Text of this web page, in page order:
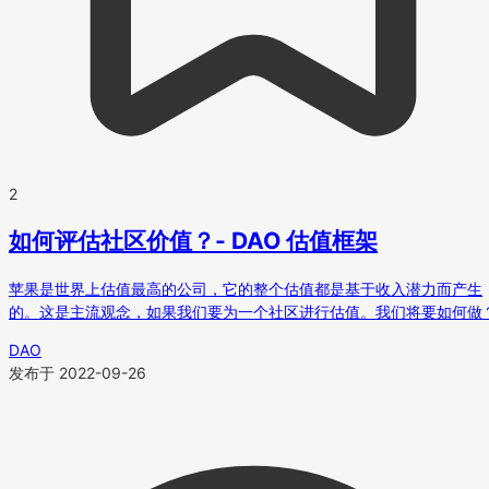
2
如何评估社区价值？- DAO 估值框架
苹果是世界上估值最高的公司，它的整个估值都是基于收入潜力而产生
的。这是主流观念，如果我们要为一个社区进行估值。我们将要如何做
DAO
发布于 2022-09-26